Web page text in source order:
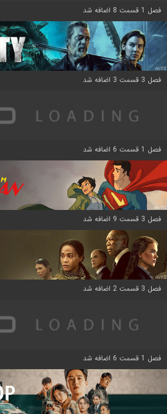
فصل 1 قسمت 8 اضافه شد
فصل 3 قسمت 3 اضافه شد
فصل 1 قسمت 6 اضافه شد
فصل 3 قسمت 9 اضافه شد
فصل 3 قسمت 2 اضافه شد
فصل 1 قسمت 6 اضافه شد